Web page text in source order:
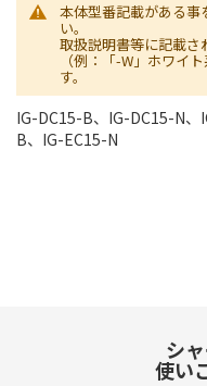
本体型番記載がある事
い。
取扱説明書等に記載さ
（例：「-W」ホワイ
す。
IG-DC15-B、IG-DC15-N
B、IG-EC15-N
シ
使い